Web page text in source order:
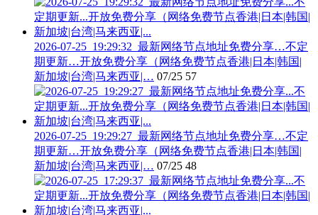
2026-07-25_19:29:32_最新网络节点地址免费分享…不定
期更新…开放免费分享（网络免费节点香港|日本|韩国|
新加坡|台湾|马来西亚|… 07/25 57
2026-07-25_19:29:27_最新网络节点地址免费分享…不定
期更新…开放免费分享（网络免费节点香港|日本|韩国|
新加坡|台湾|马来西亚|… 07/25 48